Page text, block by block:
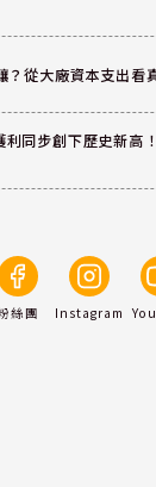
？從大廠資本支出看
同步創下歷史新高
絲團 Instagram